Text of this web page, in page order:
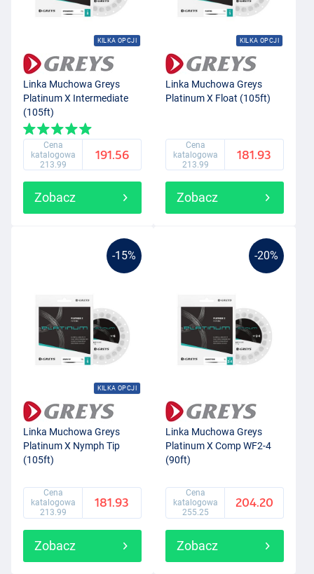
KILKA OPCJI
Linka Muchowa Greys
Platinum X Intermediate
(105ft)
Cena
katalogowa
213.99
191.56
Zobacz
KILKA OPCJI
Linka Muchowa Greys
Platinum X Float (105ft)
Cena
katalogowa
213.99
181.93
Zobacz
-15%
KILKA OPCJI
Linka Muchowa Greys
Platinum X Nymph Tip
(105ft)
Cena
katalogowa
213.99
181.93
Zobacz
-20%
Linka Muchowa Greys
Platinum X Comp WF2-4
(90ft)
Cena
katalogowa
255.25
204.20
Zobacz